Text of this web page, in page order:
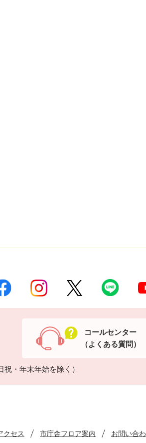
・年末年始を除く）
コールセンター
（よくある質問）
クセス 市庁舎フロア案内 お問い合